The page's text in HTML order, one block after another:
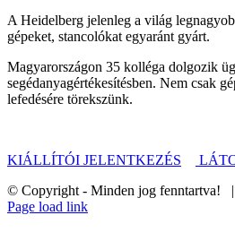
A Heidelberg jelenleg a világ
gépeket, stancolókat egyaránt gyárt.
Magyarországon 35 kolléga dolgozik
segédanyagértékesítésben. Nem csak
lefedésére törekszünk.
KIÁLLÍTÓI JELENTKEZÉS
© Copyright - Minden jog fenntartva!
Page load link